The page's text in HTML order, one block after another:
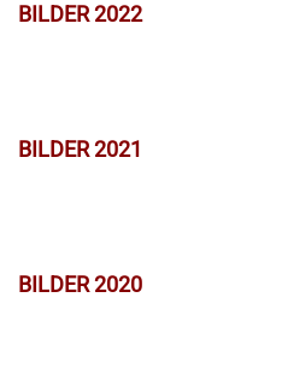
BILDER 2022
BILDER 2021
BILDER 2020